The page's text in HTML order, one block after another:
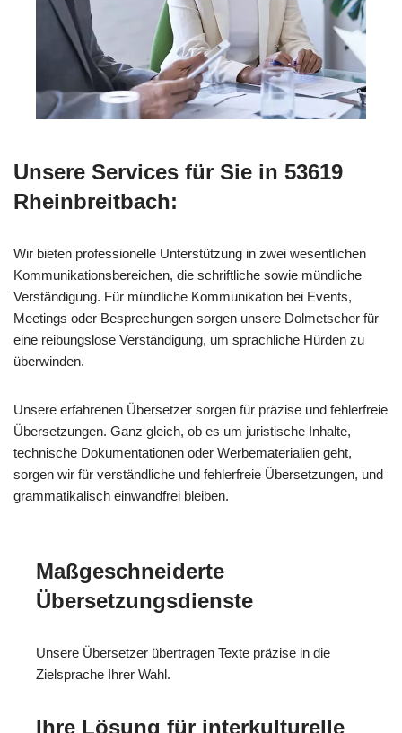
Unsere Services für Sie in 53619
Rheinbreitbach:
Wir bieten professionelle Unterstützung in zwei wesentlichen
Kommunikationsbereichen, die schriftliche sowie mündliche
Verständigung. Für mündliche Kommunikation bei Events,
Meetings oder Besprechungen sorgen unsere Dolmetscher für
eine reibungslose Verständigung, um sprachliche Hürden zu
überwinden.
Unsere erfahrenen Übersetzer sorgen für präzise und fehlerfreie
Übersetzungen. Ganz gleich, ob es um juristische Inhalte,
technische Dokumentationen oder Werbematerialien geht,
sorgen wir für verständliche und fehlerfreie Übersetzungen, und
grammatikalisch einwandfrei bleiben.
Maßgeschneiderte
Übersetzungsdienste
Unsere Übersetzer übertragen Texte präzise in die
Zielsprache Ihrer Wahl.
Ihre Lösung für interkulturelle